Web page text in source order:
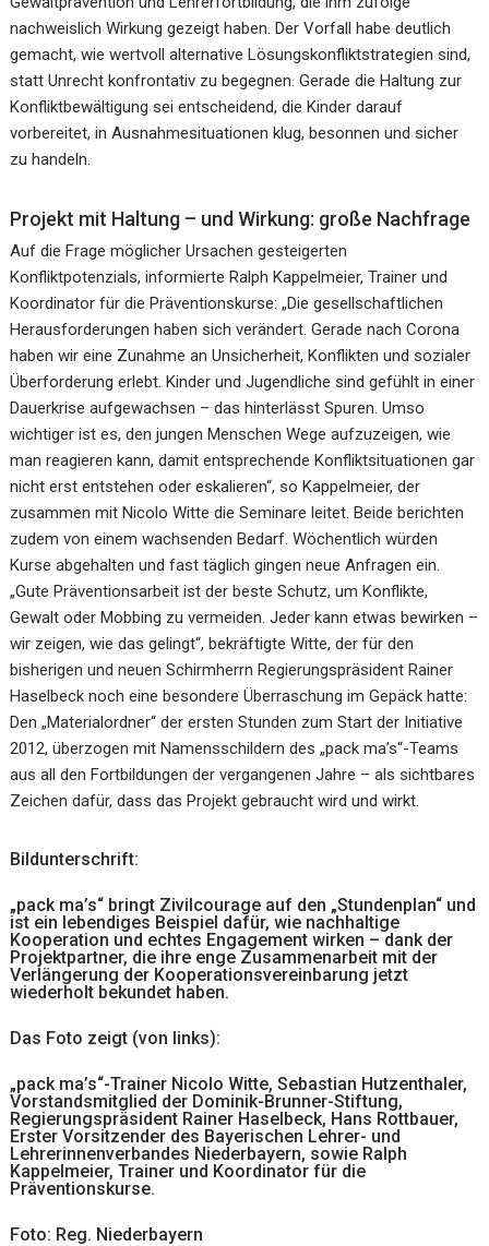
nachweislich Wirkung gezeigt haben. Der Vorfall habe deutlich
gemacht, wie wertvoll alternative Lösungskonfliktstrategien sind,
statt Unrecht konfrontativ zu begegnen. Gerade die Haltung zur
Konfliktbewältigung sei entscheidend, die Kinder darauf
vorbereitet, in Ausnahmesituationen klug, besonnen und sicher
zu handeln.
Projekt mit Haltung – und Wirkung: große Nachfrage
Auf die Frage möglicher Ursachen gesteigerten
Konfliktpotenzials, informierte Ralph Kappelmeier, Trainer und
Koordinator für die Präventionskurse: „Die gesellschaftlichen
Herausforderungen haben sich verändert. Gerade nach Corona
haben wir eine Zunahme an Unsicherheit, Konflikten und sozialer
Überforderung erlebt. Kinder und Jugendliche sind gefühlt in einer
Dauerkrise aufgewachsen – das hinterlässt Spuren. Umso
wichtiger ist es, den jungen Menschen Wege aufzuzeigen, wie
man reagieren kann, damit entsprechende Konfliktsituationen gar
nicht erst entstehen oder eskalieren“, so Kappelmeier, der
zusammen mit Nicolo Witte die Seminare leitet. Beide berichten
zudem von einem wachsenden Bedarf. Wöchentlich würden
Kurse abgehalten und fast täglich gingen neue Anfragen ein.
„Gute Präventionsarbeit ist der beste Schutz, um Konflikte,
Gewalt oder Mobbing zu vermeiden. Jeder kann etwas bewirken –
wir zeigen, wie das gelingt“, bekräftigte Witte, der für den
bisherigen und neuen Schirmherrn Regierungspräsident Rainer
Haselbeck noch eine besondere Überraschung im Gepäck hatte:
Den „Materialordner“ der ersten Stunden zum Start der Initiative
2012, überzogen mit Namensschildern des „pack ma’s“-Teams
aus all den Fortbildungen der vergangenen Jahre – als sichtbares
Zeichen dafür, dass das Projekt gebraucht wird und wirkt.
Bildunterschrift:
„pack ma’s“ bringt Zivilcourage auf den „Stundenplan“ und
ist ein lebendiges Beispiel dafür, wie nachhaltige
Kooperation und echtes Engagement wirken – dank der
Projektpartner, die ihre enge Zusammenarbeit mit der
Verlängerung der Kooperationsvereinbarung jetzt
wiederholt bekundet haben.
Das Foto zeigt (von links):
„pack ma’s“-Trainer Nicolo Witte, Sebastian Hutzenthaler,
Vorstandsmitglied der Dominik-Brunner-Stiftung,
Regierungspräsident Rainer Haselbeck, Hans Rottbauer,
Erster Vorsitzender des Bayerischen Lehrer- und
Lehrerinnenverbandes Niederbayern, sowie Ralph
Kappelmeier, Trainer und Koordinator für die
Präventionskurse.
Foto: Reg. Niederbayern